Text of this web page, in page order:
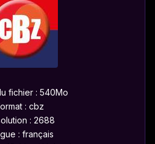
fichier : 540Mo
: cbz
: 2688
: français